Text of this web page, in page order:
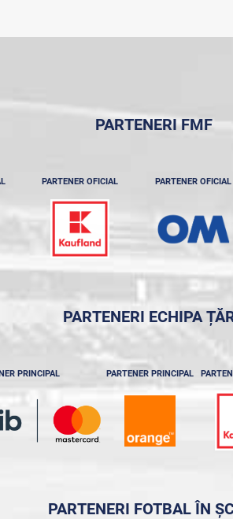
PARTENERI FMF
PARTENER OFICIAL PARTENER OFICIAL
PARTENERI ECHIPA
PRINCIPAL PARTENER PRINCIPAL
PARTENERI FOTBAL ÎN